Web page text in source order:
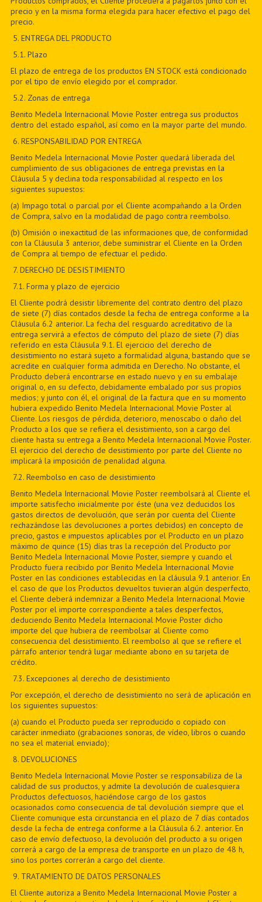
precio y en la misma forma elegida para hacer efectivo el pago del
precio.
5. ENTREGA DEL PRODUCTO
5.1. Plazo
El plazo de entrega de los productos EN STOCK está condicionado
por el tipo de envío elegido por el comprador.
5.2. Zonas de entrega
Benito Medela Internacional Movie Poster entrega sus productos
dentro del estado español, así como en la mayor parte del mundo.
6. RESPONSABILIDAD POR ENTREGA
Benito Medela Internacional Movie Poster quedará liberada del
cumplimiento de sus obligaciones de entrega previstas en la
Cláusula 5 y declina toda responsabilidad al respecto en los
siguientes supuestos:
(a) Impago total o parcial por el Cliente acompañando a la Orden
de Compra, salvo en la modalidad de pago contra reembolso.
(b) Omisión o inexactitud de las informaciones que, de conformidad
con la Cláusula 3 anterior, debe suministrar el Cliente en la Orden
de Compra al tiempo de efectuar el pedido.
7. DERECHO DE DESISTIMIENTO
7.1. Forma y plazo de ejercicio
El Cliente podrá desistir libremente del contrato dentro del plazo
de siete (7) días contados desde la fecha de entrega conforme a la
Cláusula 6.2 anterior. La fecha del resguardo acreditativo de la
entrega servirá a efectos de cómputo del plazo de siete (7) días
referido en esta Cláusula 9.1. El ejercicio del derecho de
desistimiento no estará sujeto a formalidad alguna, bastando que se
acredite en cualquier forma admitida en Derecho. No obstante, el
Producto deberá encontrarse en estado nuevo y en su embalaje
original o, en su defecto, debidamente embalado por sus propios
medios; y junto con él, el original de la factura que en su momento
hubiera expedido Benito Medela Internacional Movie Poster al
Cliente. Los riesgos de pérdida, deterioro, menoscabo o daño del
Producto a los que se refiera el desistimiento, son a cargo del
cliente hasta su entrega a Benito Medela Internacional Movie Poster.
El ejercicio del derecho de desistimiento por parte del Cliente no
implicará la imposición de penalidad alguna.
7.2. Reembolso en caso de desistimiento
Benito Medela Internacional Movie Poster reembolsará al Cliente el
importe satisfecho inicialmente por éste (una vez deducidos los
gastos directos de devolución, que serán por cuenta del Cliente
rechazándose las devoluciones a portes debidos) en concepto de
precio, gastos e impuestos aplicables por el Producto en un plazo
máximo de quince (15) días tras la recepción del Producto por
Benito Medela Internacional Movie Poster, siempre y cuando el
Producto fuera recibido por Benito Medela Internacional Movie
Poster en las condiciones establecidas en la cláusula 9.1 anterior. En
el caso de que los Productos devueltos tuvieran algún desperfecto,
el Cliente deberá indemnizar a Benito Medela Internacional Movie
Poster por el importe correspondiente a tales desperfectos,
deduciendo Benito Medela Internacional Movie Poster dicho
importe del que hubiera de reembolsar al Cliente como
consecuencia del desistimiento. El reembolso al que se refiere el
párrafo anterior tendrá lugar mediante abono en su tarjeta de
crédito.
7.3. Excepciones al derecho de desistimiento
Por excepción, el derecho de desistimiento no será de aplicación en
los siguientes supuestos:
(a) cuando el Producto pueda ser reproducido o copiado con
carácter inmediato (grabaciones sonoras, de vídeo, libros o cuando
no sea el material enviado);
8. DEVOLUCIONES
Benito Medela Internacional Movie Poster se responsabiliza de la
calidad de sus productos, y admite la devolución de cualesquiera
Productos defectuosos, haciéndose cargo de los gastos
ocasionados como consecuencia de tal devolución siempre que el
Cliente comunique esta circunstancia en el plazo de 7 días contados
desde la fecha de entrega conforme a la Cláusula 6.2. anterior. En
caso de envío defectuoso, la devolución del producto a su origen
correrá a cargo de la empresa de transporte en un plazo de 48 h,
sino los portes correrán a cargo del cliente.
9. TRATAMIENTO DE DATOS PERSONALES
El Cliente autoriza a Benito Medela Internacional Movie Poster a